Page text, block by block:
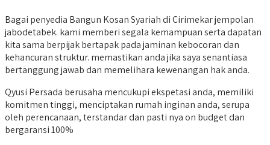
Bagai penyedia Bangun Kosan Syariah di Cirimekar jempolan
jabodetabek. kami memberi segala kemampuan serta dapatan
kita sama berpijak bertapak pada jaminan kebocoran dan
kehancuran struktur. memastikan anda jika saya senantiasa
bertanggung jawab dan memelihara kewenangan hak anda.
Qyusi Persada berusaha mencukupi ekspetasi anda, memiliki
komitmen tinggi, menciptakan rumah inginan anda, serupa
oleh perencanaan, terstandar dan pasti nya on budget dan
bergaransi 100%